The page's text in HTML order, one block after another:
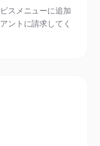
スメニューに追加
ントに請求してく